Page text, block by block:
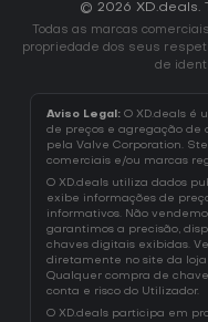
© 2026 XD.deals.
Todas as marcas
propriedade dos seus
de
Aviso Legal: O XD.deals é
de preços e agregação de
pela Valve Corporation.
comerciais e/ou marcas
O XD.deals utiliza dados
exibe informações de
informativos. Não
garantimos a precisão,
chaves digitais exibidas.
diretamente no site da
Qualquer compra de
conta e risco do Utilizador.
O XD.deals participa em